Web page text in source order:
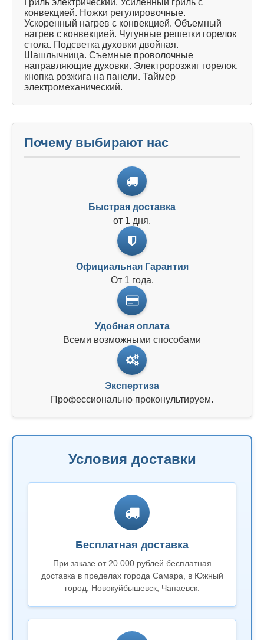
Гриль электрический. Усиленный гриль с
конвекцией. Ножки регулировочные.
Ускоренный нагрев с конвекцией. Объемный
нагрев с конвекцией. Чугунные решетки горелок
стола. Подсветка духовки двойная.
Шашлычница. Съемные проволочные
направляющие духовки. Электророзжиг горелок,
кнопка розжига на панели. Таймер
электромеханический.
Почему выбирают нас
Быстрая доставка
от 1 дня.
Официальная Гарантия
От 1 года.
Удобная оплата
Всеми возможными способами
Экспертиза
Профессионально проконультируем.
Условия доставки
Бесплатная доставка
При заказе от 20 000 рублей бесплатная
доставка в пределах города Самара, в Южный
город, Новокуйбышевск, Чапаевск.